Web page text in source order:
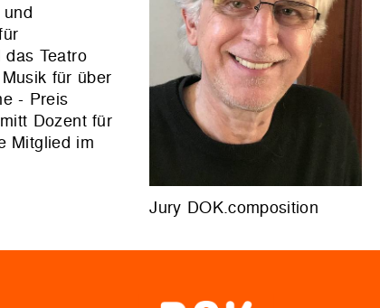
Teatro
für über
- Preis
Dozent für
Mitglied im
Jury DOK.composition